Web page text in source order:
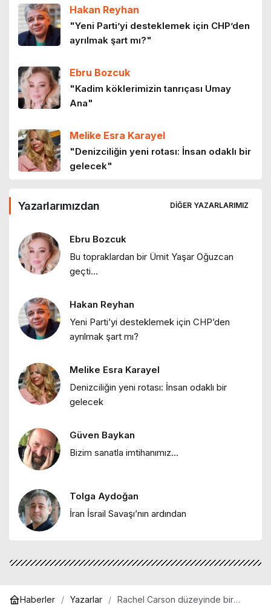
Hakan Reyhan
"Yeni Parti’yi desteklemek için CHP’den
ayrılmak şart mı?"
Ebru Bozcuk
"Kadim köklerimizin tanrıçası Umay
Ana"
Melike Esra Karayel
"Denizciliğin yeni rotası: İnsan odaklı bir
gelecek"
Ebru Bozcuk
"Bir sabah ilüzyonu…"
Ebru Bozcuk
"Bir zamanlar İstanbul: Eski İstanbul
Ebru Bozcuk
"Lilith efsanesi"
Melike Esra Karayel
Ebru Bozcuk
Yazarlarımızdan DIĞER YAZARLARIMIZ
Ebru Bozcuk
Bu topraklardan bir Ümit Yaşar Oğuzcan
geçti…
Hakan Reyhan
Yeni Parti’yi desteklemek için CHP’den
ayrılmak şart mı?
Melike Esra Karayel
Denizciliğin yeni rotası: İnsan odaklı bir
gelecek
Güven Baykan
Bizim sanatla imtihanımız…
Tolga Aydoğan
İran İsrail Savaşı’nın ardından
Haberler Yazarlar
Rachel Carson düzeyinde bir